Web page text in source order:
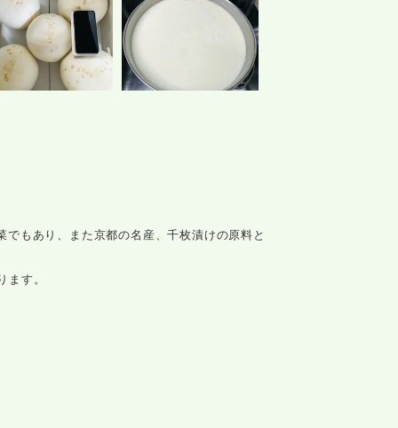
もあり、また京都の名産、千枚漬けの原料と
す。